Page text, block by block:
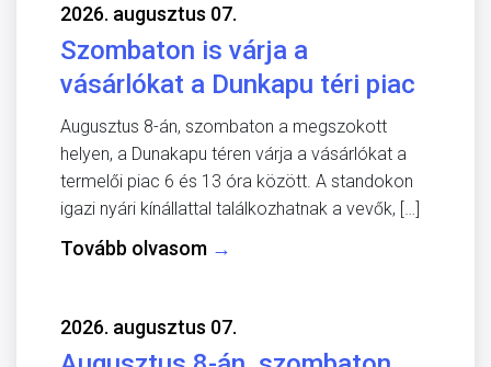
2026. augusztus 07.
Szombaton is várja a
vásárlókat a Dunkapu téri piac
Augusztus 8-án, szombaton a megszokott
helyen, a Dunakapu téren várja a vásárlókat a
termelői piac 6 és 13 óra között. A standokon
igazi nyári kínállattal találkozhatnak a vevők, […]
Tovább olvasom →
2026. augusztus 07.